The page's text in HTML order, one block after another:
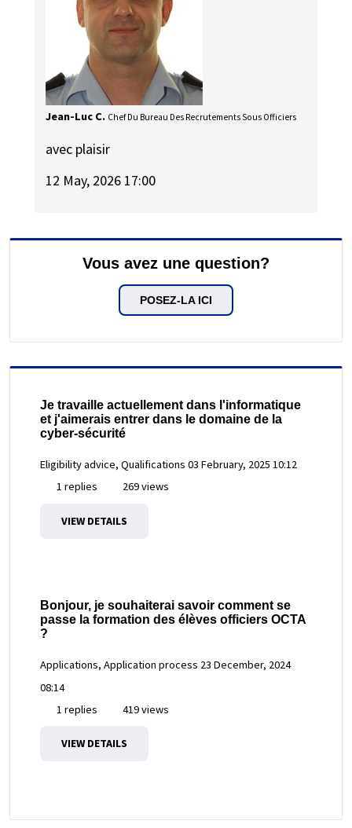
Jean-Luc C. Chef Du Bureau Des Recrutements Sous Officiers
avec plaisir
12 May, 2026 17:00
Vous avez une question?
POSEZ-LA ICI
Je travaille actuellement dans l'informatique
et j'aimerais entrer dans le domaine de la
cyber-sécurité
Eligibility advice, Qualifications 03 February, 2025 10:12
1 replies
269 views
VIEW DETAILS
Bonjour, je souhaiterai savoir comment se
passe la formation des élèves officiers OCTA
?
Applications, Application process 23 December, 2024
08:14
1 replies
419 views
VIEW DETAILS